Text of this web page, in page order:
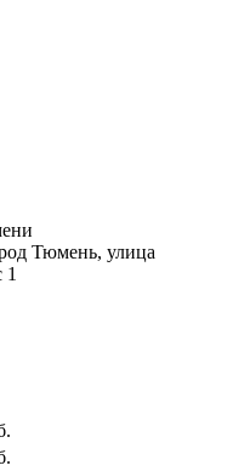
Тюмень, улица
1